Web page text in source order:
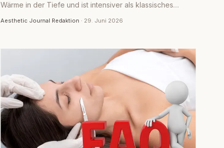
Wärme in der Tiefe und ist intensiver als klassisches
Aesthetic Journal Redaktion · 29. Juni 2026